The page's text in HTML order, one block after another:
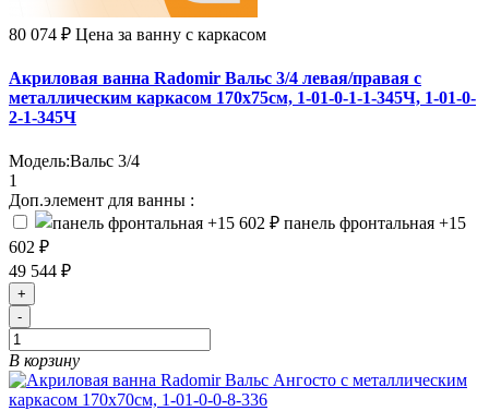
80 074 ₽ Цена за ванну с каркасом
Акриловая ванна Radomir Вальс 3/4 левая/правая с
металлическим каркасом 170х75см, 1-01-0-1-1-345Ч, 1-01-0-
2-1-345Ч
Модель:Вальс 3/4
1
Доп.элемент для ванны :
панель фронтальная +15
602 ₽
49 544 ₽
+
-
В корзину